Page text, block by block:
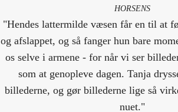
HORSENS
"Hendes lattermilde væsen får en til at
og afslappet, og så fanger hun bare
os selve i armene - for når vi ser
som at genopleve dagen. Tanja
billederne, og gør billederne lige så
nuet."